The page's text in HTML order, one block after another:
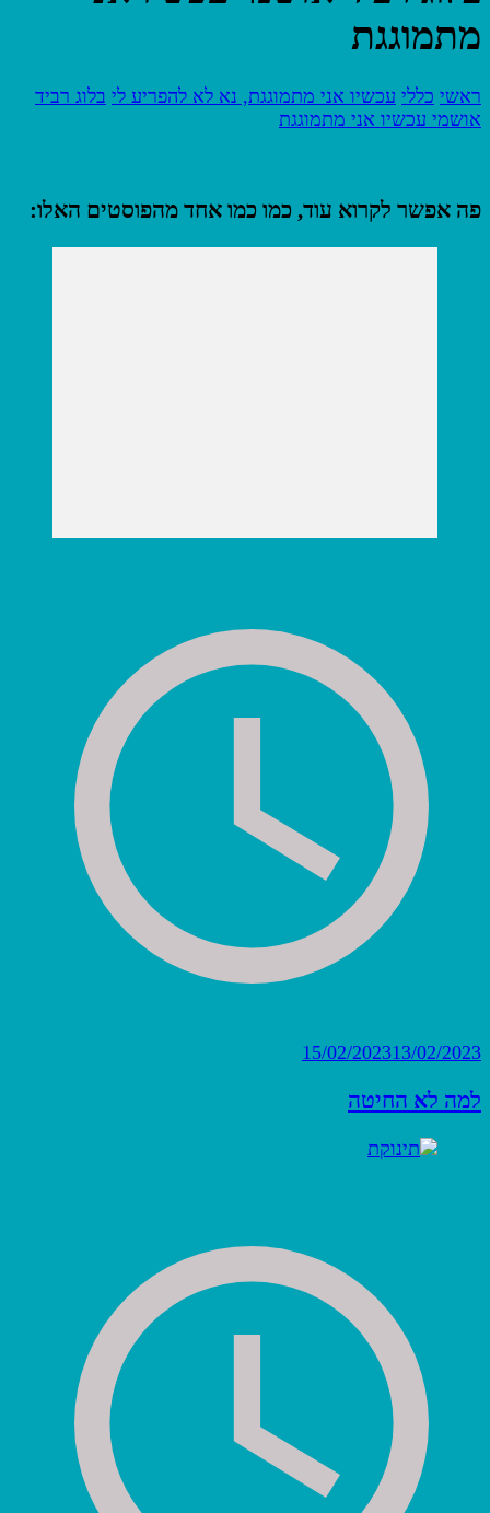
מתמוגגת
ראשי כללי עכשיו אני מתמוגגת, נא לא להפריע לי בלוג רביד
אושמי עכשיו אני מתמוגגת
פה אפשר לקרוא עוד, כמו כמו אחד מהפוסטים האלו:
15/02/202313/02/2023
למה לא החיטה